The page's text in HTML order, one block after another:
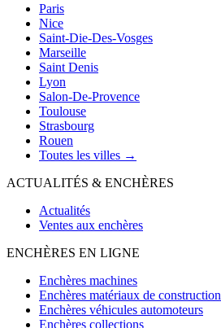
Paris
Nice
Saint-Die-Des-Vosges
Marseille
Saint Denis
Lyon
Salon-De-Provence
Toulouse
Strasbourg
Rouen
Toutes les villes →
ACTUALITÉS & ENCHÈRES
Actualités
Ventes aux enchères
ENCHÈRES EN LIGNE
Enchères machines
Enchères matériaux de construction
Enchères véhicules automoteurs
Enchères collections